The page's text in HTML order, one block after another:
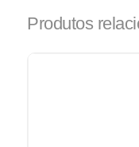
Produtos